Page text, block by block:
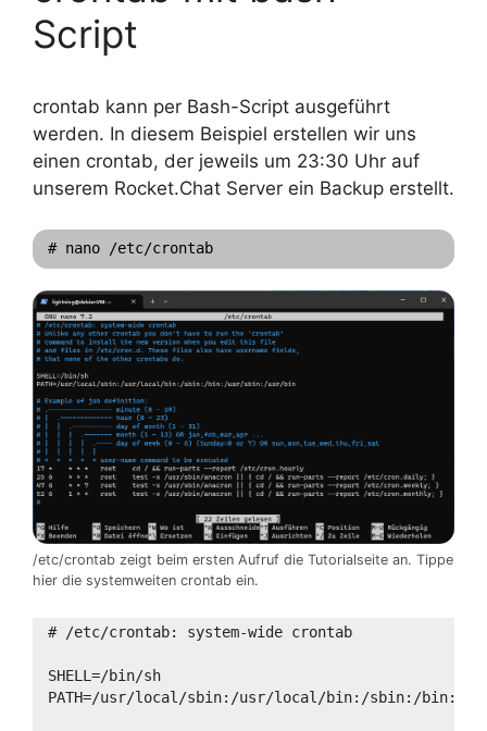
Script
crontab kann per Bash-Script ausgeführt
werden. In diesem Beispiel erstellen wir uns
einen crontab, der jeweils um 23:30 Uhr auf
unserem Rocket.Chat Server ein Backup erstellt.
# nano /etc/crontab
/etc/crontab zeigt beim ersten Aufruf die Tutorialseite an. Tippe
hier die systemweiten crontab ein.
# /etc/crontab: system-wide crontab
SHELL=/bin/sh
PATH=/usr/local/sbin:/usr/local/bin:/sbin:/bin:/